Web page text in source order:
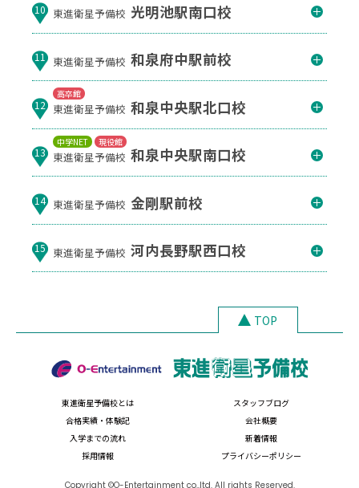
10 東進衛星予備校 光明池駅南口校
11 東進衛星予備校 和泉府中駅前校
高卒館
12 東進衛星予備校 和泉中央駅北口校
中学NET 現役館
13 東進衛星予備校 和泉中央駅南口校
14 東進衛星予備校 金剛駅前校
15 東進衛星予備校 河内長野駅西口校
TOP
東進衛星予備校とは
スタッフブログ
合格実績・体験記
会社概要
入学までの流れ
新着情報
採用情報
プライバシーポリシー
Copyright ©O-Entertainment co.,ltd. All rights Reserved.